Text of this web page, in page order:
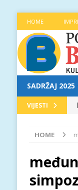
HOME
SADRŽAJ 2025
VIJESTI
HOME